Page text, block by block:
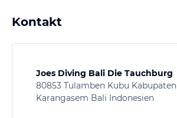
Kontakt
Joes Diving Bali Die Tauchburg
80853 Tulamben Kubu Kabupaten
Karangasem Bali Indonesien